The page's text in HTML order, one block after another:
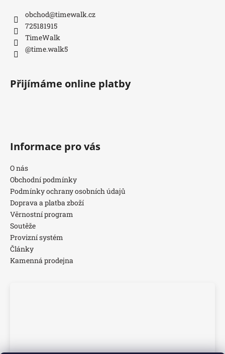
obchod@timewalk.cz
725181915
TimeWalk
@time.walk5
Přijímáme online platby
Informace pro vás
O nás
Obchodní podmínky
Podmínky ochrany osobních údajů
Doprava a platba zboží
Věrnostní program
Soutěže
Provizní systém
Články
Kamenná prodejna